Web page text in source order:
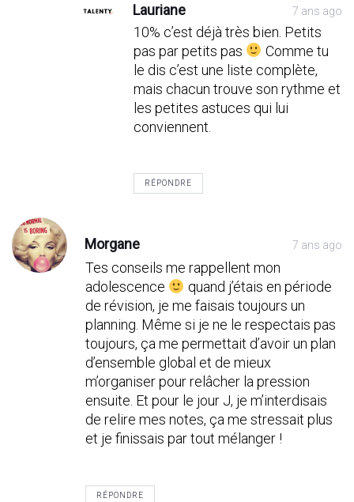
Lauriane 7 ans ago
10% c’est déjà très bien. Petits
pas par petits pas
Comme tu
le dis c’est une liste complète,
mais chacun trouve son rythme et
les petites astuces qui lui
conviennent.
RÉPONDRE
Morgane 7 ans ago
Tes conseils me rappellent mon
adolescence
quand j’étais en période
de révision, je me faisais toujours un
planning. Même si je ne le respectais pas
toujours, ça me permettait d’avoir un plan
d’ensemble global et de mieux
m’organiser pour relâcher la pression
ensuite. Et pour le jour J, je m’interdisais
de relire mes notes, ça me stressait plus
et je finissais par tout mélanger !
RÉPONDRE